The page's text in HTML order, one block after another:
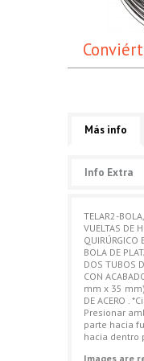
Más info
Info Extra
TELAR2-
VUELTAS DE
QUIRÚRGICO
BOLA DE
DOS TUBOS
CON
mm x 35 mm)
DE ACERO .
Presionar
parte hacia
hacia dentro
Images are